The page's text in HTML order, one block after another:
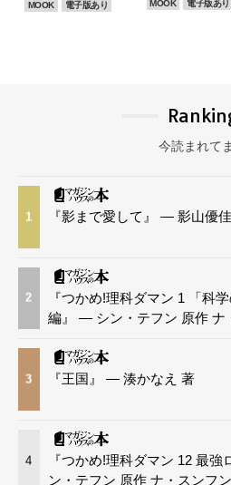
MOOK 電子版あり MOOK 電子版あり
今読まれて
1 『影まで愛して』 — 影山優
2
『つかめ!理科ダマン 1 「科
編』 — シン・テフン 原作 ナ
3 『王国』 — 湊かなえ 著
4
『つかめ!理科ダマン 12 最
ン・テフン 原作 ナ・スンフ